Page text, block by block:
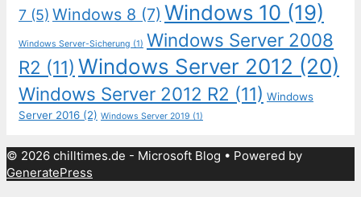
7 (5) Windows 8 (7) Windows 10 (19)
Windows Server-Sicherung (1) Windows Server 2008
R2 (11) Windows Server 2012 (20)
Windows Server 2012 R2 (11) Windows
Server 2016 (2) Windows Server 2019 (1)
© 2026 chilltimes.de - Microsoft Blog • Powered by
GeneratePress